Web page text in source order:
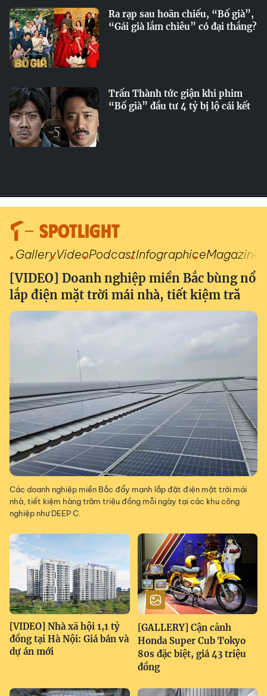
Ra rạp sau hoãn chiếu, “Bố già”,
“Gái già lắm chiêu” có đại thắng?
Trấn Thành tức giận khi phim
“Bố già” đầu tư 4 tỷ bị lộ cái kết
SPOTLIGHT
GalleryVideoPodcastInfographiceMagazine
[VIDEO] Doanh nghiệp miền Bắc bùng nổ
lắp điện mặt trời mái nhà, tiết kiệm tră
Các doanh nghiệp miền Bắc đẩy mạnh lắp đặt điện mặt trời mái
nhà, tiết kiệm hàng trăm triệu đồng mỗi ngày tại các khu công
nghiệp như DEEP C.
[VIDEO] Nhà xã hội 1,1 tỷ
đồng tại Hà Nội: Giá bán và
dự án mới
[GALLERY] Cận cảnh
Honda Super Cub Tokyo
80s đặc biệt, giá 43 triệu
đồng